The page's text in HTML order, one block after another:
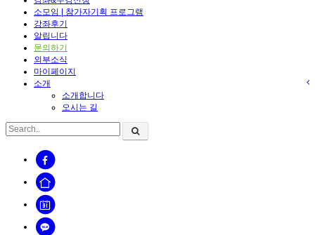
소모임 | 참가자기획 프로그램
강좌후기
알립니다
문의하기
외부소식
마이페이지
소개
소개합니다
오시는 길